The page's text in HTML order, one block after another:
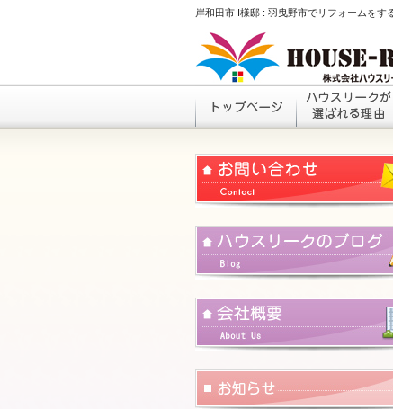
岸和田市 I様邸 : 羽曳野市でリフォームをす